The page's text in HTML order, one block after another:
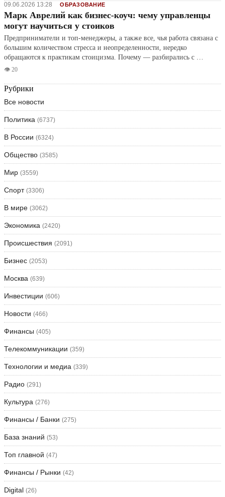
09.06.2026 13:28 ОБРАЗОВАНИЕ
Марк Аврелий как бизнес-коуч: чему управленцы
могут научиться у стоиков
Предприниматели и топ-менеджеры, а также все, чья работа связана с
большим количеством стресса и неопределенности, нередко
обращаются к практикам стоицизма. Почему — разбирались с …
👁️ 20
Рубрики
Все новости
Политика (6737)
В России (6324)
Общество (3585)
Мир (3559)
Спорт (3306)
В мире (3062)
Экономика (2420)
Происшествия (2091)
Бизнес (2053)
Москва (639)
Инвестиции (606)
Новости (466)
Финансы (405)
Телекоммуникации (359)
Технологии и медиа (339)
Радио (291)
Культура (276)
Финансы / Банки (275)
База знаний (53)
Топ главной (47)
Финансы / Рынки (42)
Digital (26)